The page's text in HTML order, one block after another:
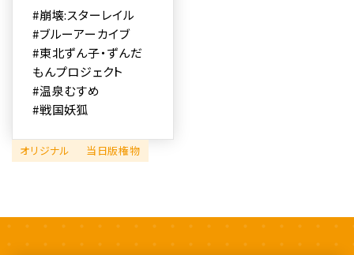
#崩壊:スターレイル
#ブルーアーカイブ
#東北ずん子・ずんだ
もんプロジェクト
#温泉むすめ
#戦国妖狐
オリジナル 当日版権物